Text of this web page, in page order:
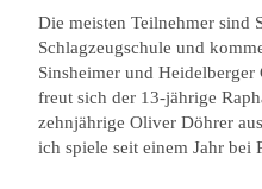
Die meisten Teilnehmer sind
Schlagzeugschule und
Sinsheimer und
freut sich der 13-jährige
zehnjährige Oliver Döhrer
ich spiele seit einem Jahr bei